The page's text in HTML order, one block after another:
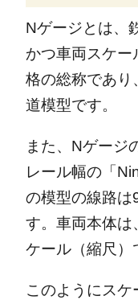
Nゲージとは、
かつ車両スケ
格の総称であり
道模型です。
また、Nゲージ
レール幅の「
の模型の線路は
す。車両本体は
ケール（縮尺）
このようにス